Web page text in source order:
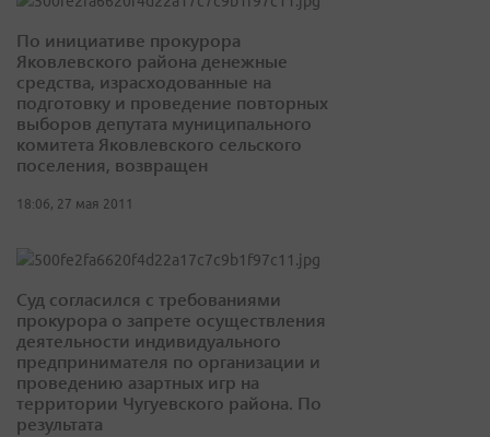
По инициативе прокурора
Яковлевского района денежные
средства, израсходованные на
подготовку и проведение повторных
выборов депутата муниципального
комитета Яковлевского сельского
поселения, возвращен
18:06, 27 мая 2011
Суд согласился с требованиями
прокурора о запрете осуществления
деятельности индивидуального
предпринимателя по организации и
проведению азартных игр на
территории Чугуевского района. По
результата